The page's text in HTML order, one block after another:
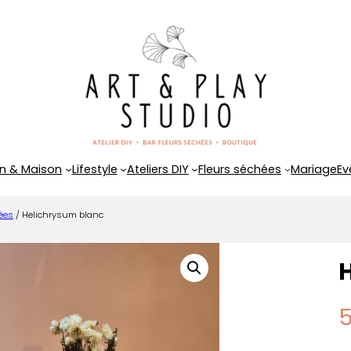
& Maison Lifestyle Ateliers DIY Fleurs séchées Mariage
/ Helichrysum blanc